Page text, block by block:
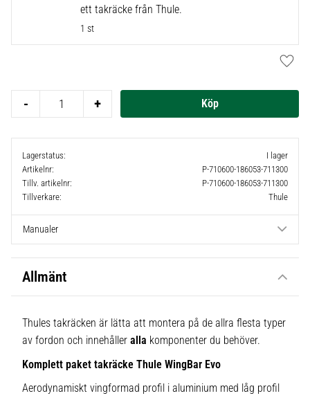
ett takräcke från Thule.
1 st
+
-
Lagerstatus
I lager
Artikelnr
P-710600-186053-711300
Tillv. artikelnr
P-710600-186053-711300
Tillverkare
Thule
Manualer
Allmänt
Thules takräcken är lätta att montera på de allra flesta typer
av fordon och innehåller alla komponenter du behöver.
Komplett paket takräcke Thule WingBar Evo
Aerodynamiskt vingformad profil i aluminium med låg profil